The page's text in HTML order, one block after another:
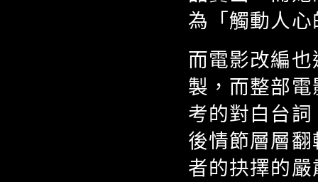
為「觸動人
而電影改編也
製，而整部
考的對白台
後情節層層
者的抉擇的